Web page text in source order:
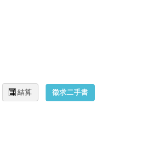
結算 徵求二手書